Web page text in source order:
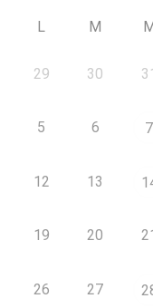
L M
29 30
5 6 7
12 13
19 20
26 27